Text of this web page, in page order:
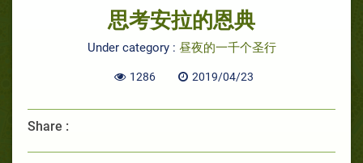
思考安拉的恩典
Under category : 昼夜的一千个圣行
1286 2019/04/23
Share :